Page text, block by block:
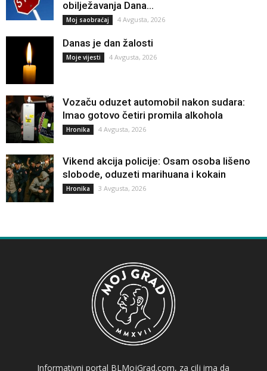
obilježavanja Dana...
Moj saobraćaj 4 Avgusta, 2026
Danas je dan žalosti
Moje vijesti 4 Avgusta, 2026
Vozaču oduzet automobil nakon sudara:
Imao gotovo četiri promila alkohola
Hronika 4 Avgusta, 2026
Vikend akcija policije: Osam osoba lišeno
slobode, oduzeti marihuana i kokain
Hronika 3 Avgusta, 2026
Informativni portal BLMojGrad.com, za cilj ima da